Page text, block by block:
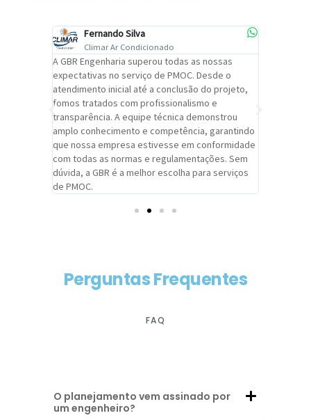
Fernando Silva
Climar Ar Condicionado
A GBR Engenharia superou todas as nossas
expectativas no serviço de PMOC. Desde o
atendimento inicial até a conclusão do projeto,
fomos tratados com profissionalismo e
transparência. A equipe técnica demonstrou
amplo conhecimento e competência, garantindo
que nossa empresa estivesse em conformidade
com todas as normas e regulamentações. Sem
dúvida, a GBR é a melhor escolha para serviços
de PMOC.
Perguntas Frequentes
FAQ
O planejamento vem assinado por
um engenheiro?